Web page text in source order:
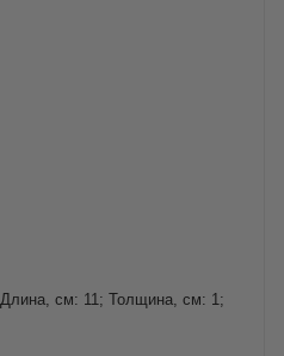
Длина, см: 11; Толщина, см: 1;